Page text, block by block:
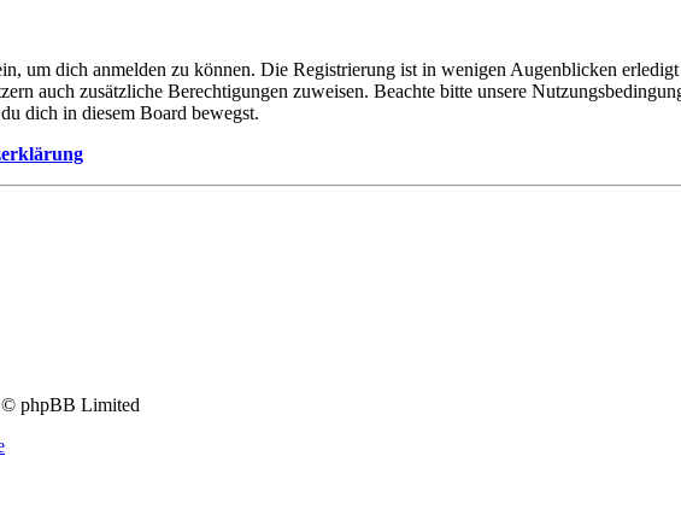
um dich anmelden zu können. Die Registrierung ist in wenigen Augenblicken
auch zusätzliche Berechtigungen zuweisen. Beachte bitte unsere
dich in diesem Board bewegst.
phpBB Limited